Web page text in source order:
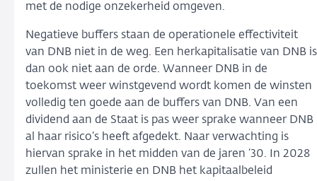
met de nodige onzekerheid omgeven.
Negatieve buffers staan de operationele effectiviteit
van DNB niet in de weg. Een herkapitalisatie van DNB is
dan ook niet aan de orde. Wanneer DNB in de
toekomst weer winstgevend wordt komen de winsten
volledig ten goede aan de buffers van DNB. Van een
dividend aan de Staat is pas weer sprake wanneer DNB
al haar risico’s heeft afgedekt. Naar verwachting is
hiervan sprake in het midden van de jaren ’30. In 2028
zullen het ministerie en DNB het kapitaalbeleid